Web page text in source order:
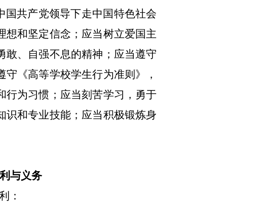
国共产党领导下走中国特色社会
想和坚定信念；应当树立爱国主
敢、自强不息的精神；应当遵守
《高等学校学生行为准则》，
行为习惯；应当刻苦学习，勇于
识和专业技能；应当积极锻炼身
与义务
：